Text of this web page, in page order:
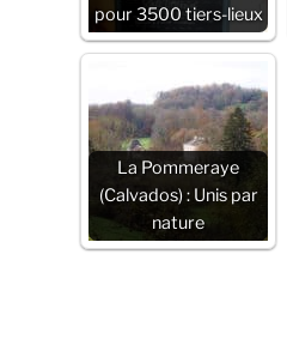
pour 3500 tiers-lieux
La Pommeraye
(Calvados) : Unis par
nature